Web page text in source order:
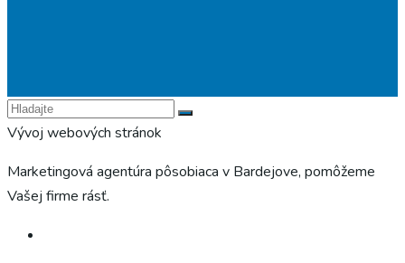
Marketingová agentúra pôsobiaca v Bardejove, pomôžeme
Vašej firme rásť.